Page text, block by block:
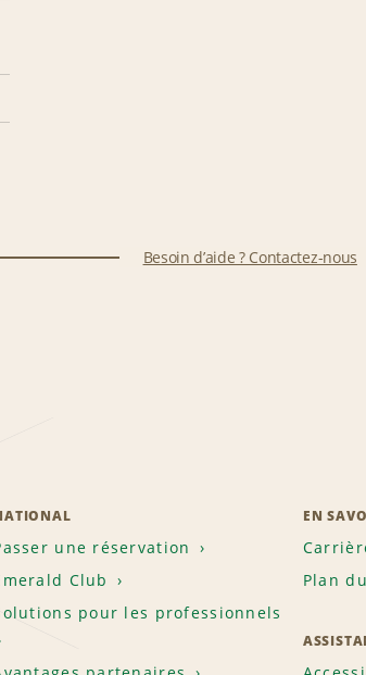
Besoin d’aide ? Contactez-nous
une réservation
Club
pour les professionnels
EN
Plan